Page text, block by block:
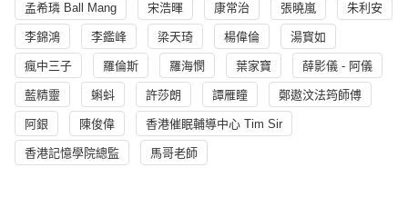
孟希璘 Ball Mang 宋浩暉 康常治 張曉嵐 朱利安
李錦鴻 李鑑峰 梁天琦 楊偉倫 湯寳如
瘋中三子 羅倫斯 羅海憫 葉家寶 薛影儀 - 阿儀
藍精靈 蝌蚪 許莎朗 譚雁瞳 鄭遨汶法筠師傅
阿銀 陳俊偉 香港催眠輔導中心 Tim Sir
香港記憶學院總監 馬哥老師